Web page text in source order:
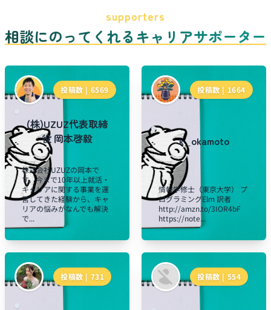
supporters
相談にのってくれるキャリアサポーター
投稿数 | 6569
(株)UZUZ代表取締
役 岡本啓毅
株式会社UZUZの岡本で
す。今まで10年以上就活・
キャリアに関する事業を運
営してきた経験から、キャ
リアの悩みがなんでも解決
で...
投稿数 | 1664
k_okamoto
情報学修士（東京大学） プ
ログラミングElm 訳者
http://amzn.to/3IOR4bF
https://note...
投稿数 | 731 投稿数 | 554